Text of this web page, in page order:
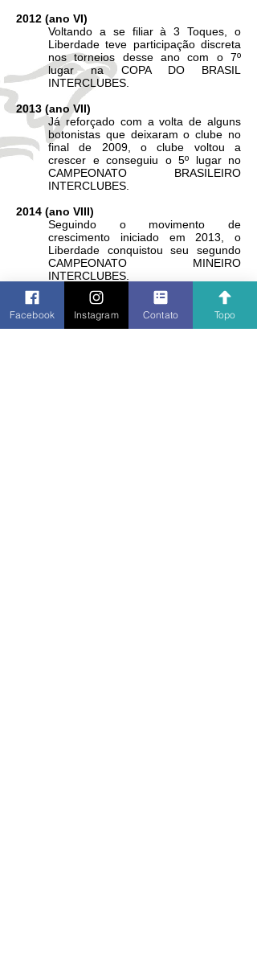
2012 (ano VI)
Voltando a se filiar à 3 Toques, o
Liberdade teve participação discreta
nos torneios desse ano com o 7º
lugar na COPA DO BRASIL
INTERCLUBES.
2013 (ano VII)
Já reforçado com a volta de alguns
botonistas que deixaram o clube no
final de 2009, o clube voltou a
crescer e conseguiu o 5º lugar no
CAMPEONATO BRASILEIRO
INTERCLUBES.
2014 (ano VIII)
Seguindo o movimento de
crescimento iniciado em 2013, o
Liberdade conquistou seu segundo
CAMPEONATO MINEIRO
INTERCLUBES.
2015 (ano IX)
Conquista o VICE-CAMPEONATO
MINEIRO INTERCLUBES e é 4º lugar
Facebook Instagram Contato Topo